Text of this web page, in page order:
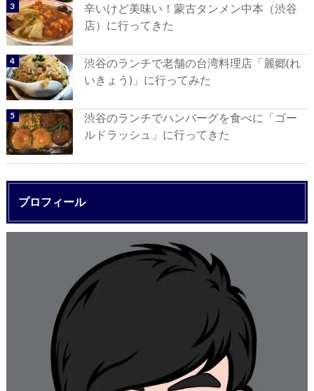
辛いけど美味い！蒙古タンメン中本（渋谷
店）に行ってきた
渋谷のランチで老舗の台湾料理店「麗郷(れ
いきょう)」に行ってみた
渋谷のランチでハンバーグを食べに「ゴー
ルドラッシュ」に行ってきた
プロフィール